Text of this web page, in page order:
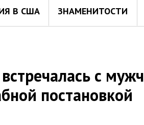
В США ЗНАМЕНИТОСТИ
с
постановкой